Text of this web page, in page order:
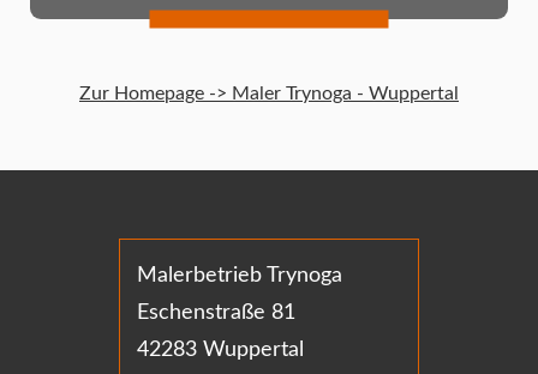
Zur Homepage -> Maler Trynoga - Wuppertal
Malerbetrieb Trynoga
Eschenstraße 81
42283 Wuppertal